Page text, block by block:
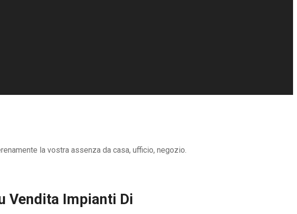
la vostra assenza da casa, ufficio, negozio.
Vendita Impianti Di